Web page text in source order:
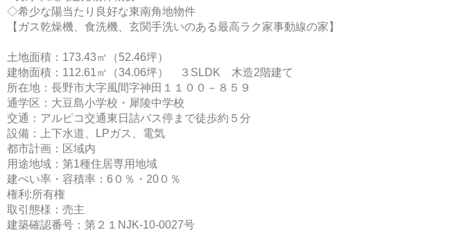
◇希少な陽当たり良好な東南角地物件
【ガス乾燥機、食洗機、玄関手洗いのある最高ラク家事動線の家】
土地面積：173.43㎡（52.46坪）
建物面積：112.61㎡（34.06坪） ３SLDK 木造2階建て
所在地：長野市大字風間字神田１１００－８５９
通学区：大豆島小学校・犀陵中学校
交通：アルピコ交通東日詰バス停まで徒歩約５分
設備：上下水道、LPガス、電気
都市計画：区域内
用途地域：第1種住居専用地域
建ぺい率・容積率：6０％・20０％
権利:所有権
取引態様：売主
建築確認番号：第２１NJK-10-0027号